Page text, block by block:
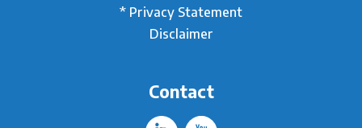
* Privacy Statement
Disclaimer
Contact